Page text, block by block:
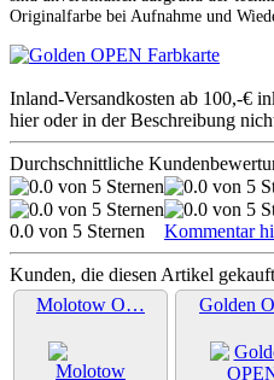
Originalfarbe bei Aufnahme und
Inland-Versandkosten ab 100,-€
hier oder in der Beschreibung
Durchschnittliche
0.0 von 5 Sternen Kommentar
Kunden, die diesen Artikel
Molotow O…
Golden